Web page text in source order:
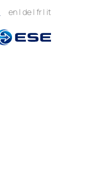
en| de| fr| it